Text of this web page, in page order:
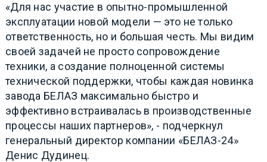
«Для нас участие в опытно-промышленной
эксплуатации новой модели — это не только
ответственность, но и большая честь. Мы видим
своей задачей не просто сопровождение
техники, а создание полноценной системы
технической поддержки, чтобы каждая новинка
завода БЕЛАЗ максимально быстро и
эффективно встраивалась в производственные
процессы наших партнеров», - подчеркнул
генеральный директор компании «БЕЛАЗ-24»
Денис Дудинец.